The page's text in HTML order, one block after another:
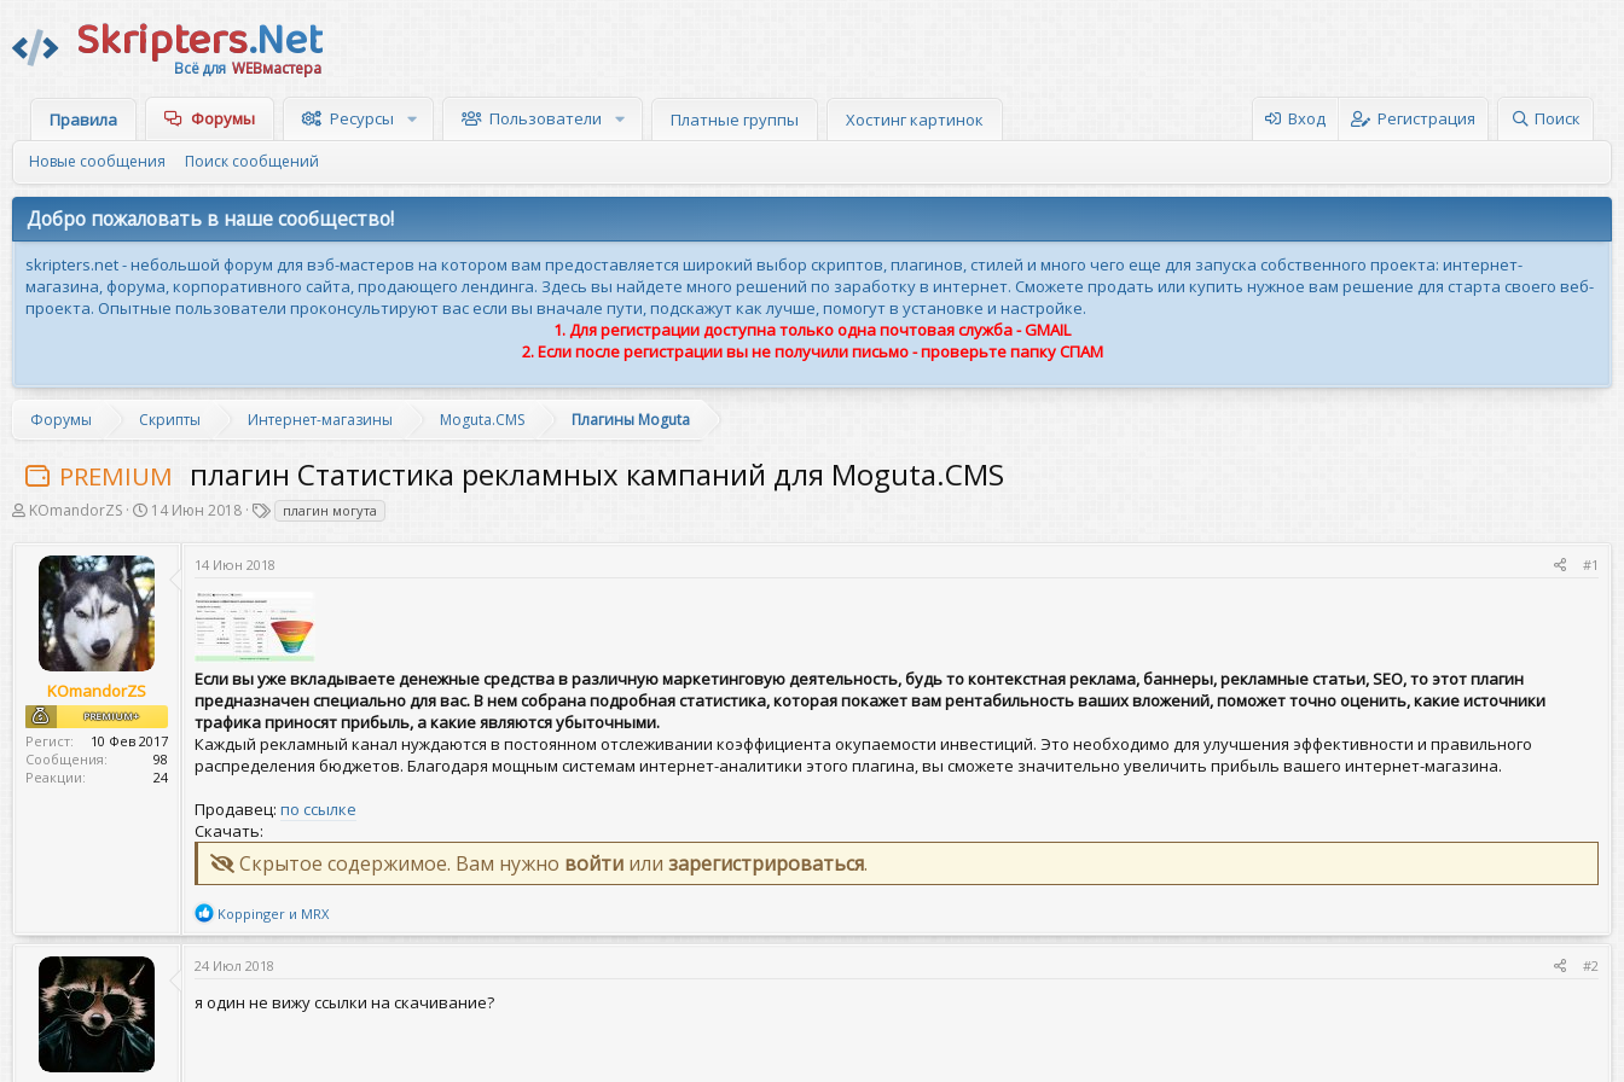
Skripters.Net
Всё для WEBмастера
Правила Форумы Ресурсы Пользователи Платные группы Хостинг картинок Вход Регистрация Поиск
Новые сообщения Поиск сообщений
Добро пожаловать в наше сообщество!
skripters.net - небольшой форум для вэб-мастеров на котором вам предоставляется широкий выбор скриптов, плагинов, стилей и много чего еще для запуска собственного проекта: интернет-
магазина, форума, корпоративного сайта, продающего лендинга. Здесь вы найдете много решений по заработку в интернет. Сможете продать или купить нужное вам решение для старта своего веб-
проекта. Опытные пользователи проконсультируют вас если вы вначале пути, подскажут как лучше, помогут в установке и настройке.
1. Для регистрации доступна только одна почтовая служба - GMAIL
2. Если после регистрации вы не получили письмо - проверьте папку СПАМ
Форумы Скрипты Интернет-магазины Moguta.CMS Плагины Moguta
PREMIUM плагин Статистика рекламных кампаний для Moguta.CMS
А
т
KOmandorZS
Д
т
а
н
а
ч
а
л
14 Июн 2018
Т
е
г
и
плагин могута
KOmandorZS
PREMIUM+
Регист
10 Фев 2017
Сообщения
98
Реакции
24
14 Июн 2018 #1
Если вы уже вкладываете денежные средства в различную маркетинговую деятельность, будь то контекстная реклама, баннеры, рекламные статьи, SEO, то этот плагин
предназначен специально для вас. В нем собрана подробная статистика, которая покажет вам рентабильность ваших вложений, поможет точно оценить, какие источники
трафика приносят прибыль, а какие являются убыточными.
Каждый рекламный канал нуждаются в постоянном отслеживании коэффициента окупаемости инвестиций. Это необходимо для улучшения эффективности и правильного
распределения бюджетов. Благодаря мощным системам интернет-аналитики этого плагина, вы сможете значительно увеличить прибыль вашего интернет-магазина.
Продавец: по ссылке
Скачать:
Скрытое содержимое. Вам нужно войти или зарегистрироваться.
Р
а
к
и
Koppinger и MRX
24 Июл 2018 #2
я один не вижу ссылки на скачивание?